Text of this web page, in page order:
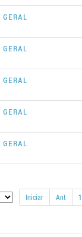
Iniciar Ant 1